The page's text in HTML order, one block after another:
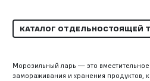
КАТАЛОГ ОТДЕЛЬНОСТОЯЩЕЙ
Морозильный ларь — это вместительное
замораживания и хранения продуктов,